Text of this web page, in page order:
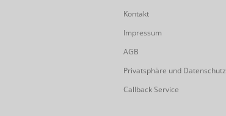
Kontakt
Impressum
AGB
Privatsphäre und Datenschutz
Callback Service